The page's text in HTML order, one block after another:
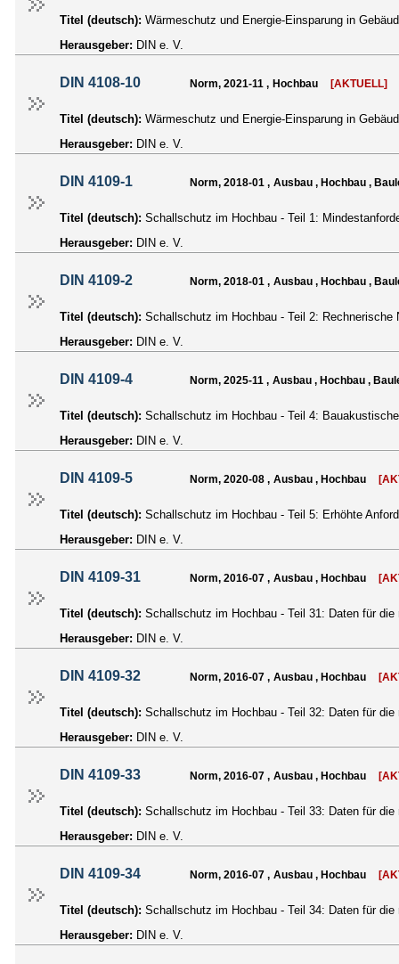
Titel (deutsch): Wärmeschutz und Energie-Einsparung in
Herausgeber: DIN e. V.
DIN 4108-10 Norm, 2021-11 , Hochbau [AKTUELL]
Titel (deutsch): Wärmeschutz und Energie-Einsparung in
Herausgeber: DIN e. V.
DIN 4109-1 Norm, 2018-01 , Ausbau , Hochbau ,
Titel (deutsch): Schallschutz im Hochbau - Teil 1:
Herausgeber: DIN e. V.
DIN 4109-2 Norm, 2018-01 , Ausbau , Hochbau ,
Titel (deutsch): Schallschutz im Hochbau - Teil 2: Rechnerische
Herausgeber: DIN e. V.
DIN 4109-4 Norm, 2025-11 , Ausbau , Hochbau ,
Titel (deutsch): Schallschutz im Hochbau - Teil 4:
Herausgeber: DIN e. V.
DIN 4109-5 Norm, 2020-08 , Ausbau , Hochbau
Titel (deutsch): Schallschutz im Hochbau - Teil 5: Erhöhte
Herausgeber: DIN e. V.
DIN 4109-31 Norm, 2016-07 , Ausbau , Hochbau
Titel (deutsch): Schallschutz im Hochbau - Teil 31: Daten für
Herausgeber: DIN e. V.
DIN 4109-32 Norm, 2016-07 , Ausbau , Hochbau
Titel (deutsch): Schallschutz im Hochbau - Teil 32: Daten für
Herausgeber: DIN e. V.
DIN 4109-33 Norm, 2016-07 , Ausbau , Hochbau
Titel (deutsch): Schallschutz im Hochbau - Teil 33: Daten für
Herausgeber: DIN e. V.
DIN 4109-34 Norm, 2016-07 , Ausbau , Hochbau
Titel (deutsch): Schallschutz im Hochbau - Teil 34: Daten für
Herausgeber: DIN e. V.